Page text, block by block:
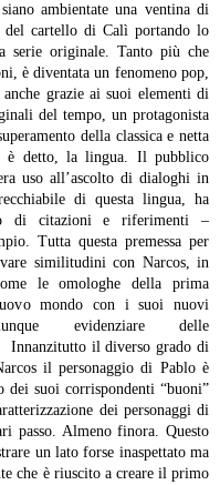
ambientate una ventina di
cartello di Calì portando lo
serie originale. Tanto più che
è diventata un fenomeno pop,
grazie ai suoi elementi di
del tempo, un protagonista
della classica e netta
è detto, la lingua. Il pubblico
uso all’ascolto di dialoghi in
di questa lingua, ha
di citazioni e riferimenti –
Tutta questa premessa per
similitudini con Narcos, in
le omologhe della prima
mondo con i suoi nuovi
evidenziare delle
diverso grado di
il personaggio di Pablo è
dei suoi corrispondenti “buoni”
dei personaggi di
passo. Almeno finora. Questo
un lato forse inaspettato ma
che è riuscito a creare il primo